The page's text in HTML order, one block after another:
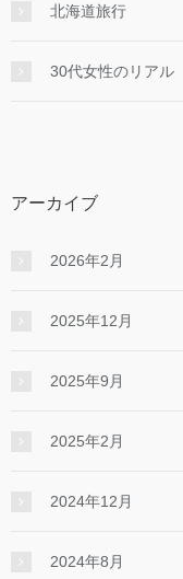
北海道旅行
30代女性のリアル
アーカイブ
2026年2月
2025年12月
2025年9月
2025年2月
2024年12月
2024年8月